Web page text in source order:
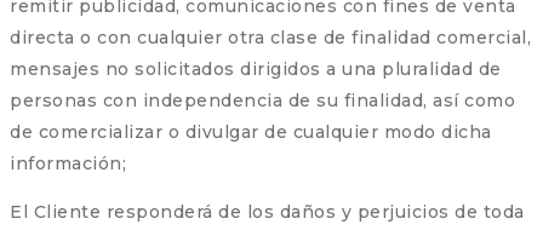
remitir publicidad, comunicaciones con fines de venta
directa o con cualquier otra clase de finalidad comercial,
mensajes no solicitados dirigidos a una pluralidad de
personas con independencia de su finalidad, así como
de comercializar o divulgar de cualquier modo dicha
información;
El Cliente responderá de los daños y perjuicios de toda